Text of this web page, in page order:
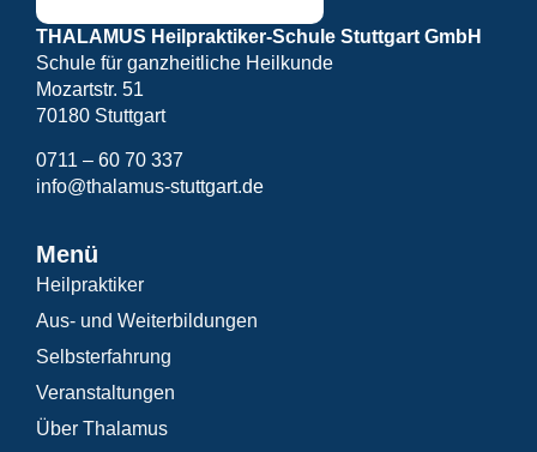
THALAMUS Heilpraktiker-Schule Stuttgart GmbH
Schule für ganzheitliche Heilkunde
Mozartstr. 51
70180 Stuttgart
0711 – 60 70 337
info@thalamus-stuttgart.de
Menü
Heilpraktiker
Aus- und Weiterbildungen
Selbsterfahrung
Veranstaltungen
Über Thalamus